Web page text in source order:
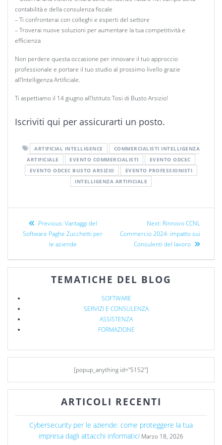
contabilità e della consulenza fiscale
– Ti confronterai con colleghi e esperti del settore
– Troverai nuove soluzioni per aumentare la tua competitività e
efficienza
Non perdere questa occasione per innovare il tuo approccio
professionale e portare il tuo studio al prossimo livello grazie
all’Intelligenza Artificiale.
Ti aspettiamo il 14 giugno all’Istituto Tosi di Busto Arsizio!
Iscriviti qui per assicurarti un posto.
ARTIFICIAL INTELLIGENCE
COMMERCIALISTI INTELLIGENZA
ARTIFICIALE
EVENTO COMMERCIALISTI
EVENTO ODCEC
EVENTO ODCEC BUSTO ARSIZIO
EVENTO PROFESSIONISTI
INTELLIGENZA ARTIFICIALE
Previous: Vantaggi del
Software Paghe Zucchetti per
le aziende
Next: Rinnovo CCNL
Commercio 2024: impatto sui
Consulenti del lavoro
TEMATICHE DEL BLOG
SOFTWARE
SERVIZI E CONSULENZA
ASSISTENZA
FORMAZIONE
[popup_anything id="5152"]
ARTICOLI RECENTI
Cybersecurity per le aziende: come proteggere la tua
impresa dagli attacchi informatici Marzo 18, 2026